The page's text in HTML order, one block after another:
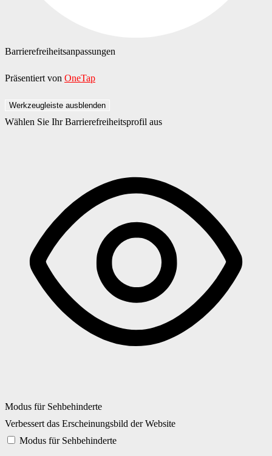
Barrierefreiheitsanpassungen
Präsentiert von OneTap
Werkzeugleiste ausblenden
Wählen Sie Ihr Barrierefreiheitsprofil aus
Modus für Sehbehinderte
Verbessert das Erscheinungsbild der Website
Modus für Sehbehinderte